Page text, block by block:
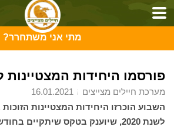
מתי אני משתחרר?
פורסמו היחידות המצטיינות
מערכת חיילים מצייצים
השבוע הוכרזו היחידות המצטיינות
לשנת 2020, שיוענק בטקס שיתקיים